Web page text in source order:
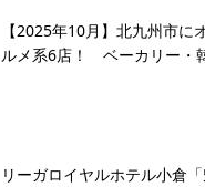
【2025年10月】北九州市に
ルメ系6店！ ベーカリー・
リーガロイヤルホテル小倉